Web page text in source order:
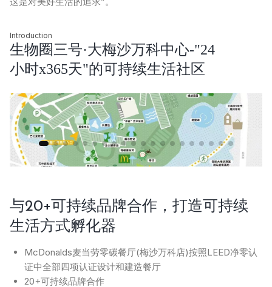
Introduction
生物圈三号·大梅沙万科中心-"24
小时x365天"的可持续生活社区
与20+可持续品牌合作，打造可持续
生活方式孵化器
McDonalds麦当劳零碳餐厅(梅沙万科店)按照LEED净零认
证中全部四项认证设计和建造餐厅
20+可持续品牌合作